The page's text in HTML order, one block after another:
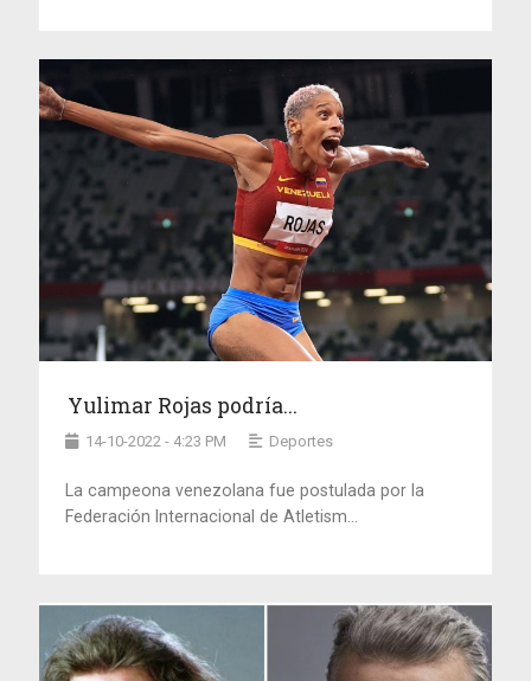
Yulimar Rojas podría...
14-10-2022 - 4:23 PM Deportes
La campeona venezolana fue postulada por la
Federación Internacional de Atletism...